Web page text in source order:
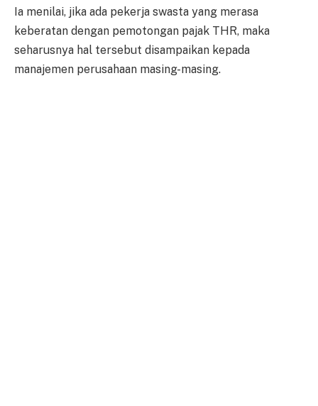
Ia menilai, jika ada pekerja swasta yang merasa
keberatan dengan pemotongan pajak THR, maka
seharusnya hal tersebut disampaikan kepada
manajemen perusahaan masing-masing.